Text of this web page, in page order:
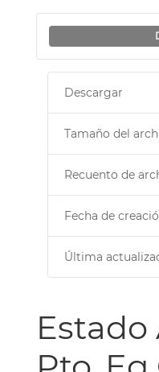
Descargar
Tamaño del
Recuento de
Fecha de
Última
Estado